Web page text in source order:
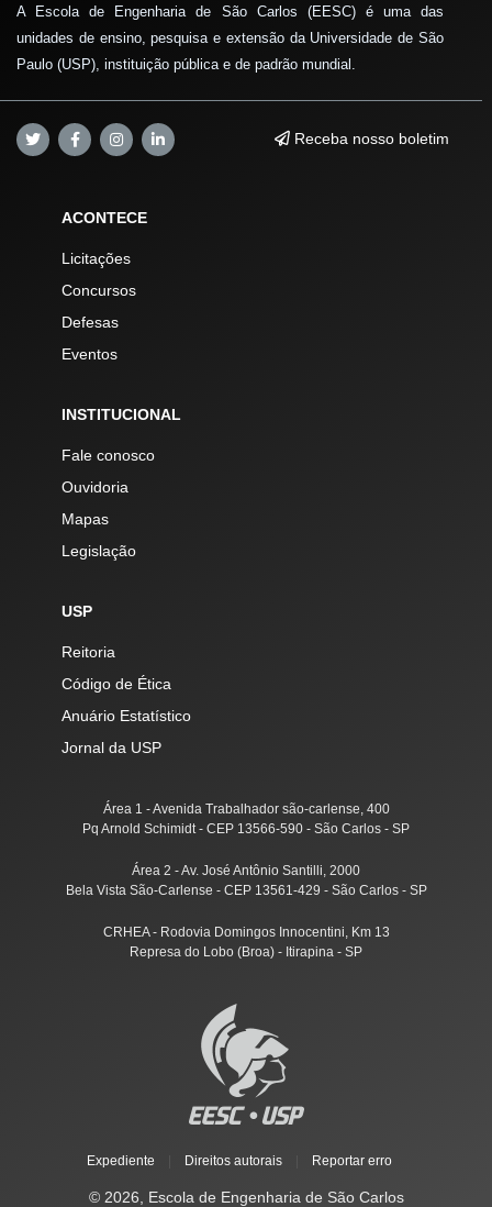
A Escola de Engenharia de São Carlos (EESC) é uma das
unidades de ensino, pesquisa e extensão da Universidade de São
Paulo (USP), instituição pública e de padrão mundial.
Receba nosso boletim
ACONTECE
Licitações
Concursos
Defesas
Eventos
INSTITUCIONAL
Fale conosco
Ouvidoria
Mapas
Legislação
USP
Reitoria
Código de Ética
Anuário Estatístico
Jornal da USP
Área 1 - Avenida Trabalhador são-carlense, 400
Pq Arnold Schimidt - CEP 13566-590 - São Carlos - SP
Área 2 - Av. José Antônio Santilli, 2000
Bela Vista São-Carlense - CEP 13561-429 - São Carlos - SP
CRHEA - Rodovia Domingos Innocentini, Km 13
Represa do Lobo (Broa) - Itirapina - SP
Expediente Direitos autorais Reportar erro
© 2026, Escola de Engenharia de São Carlos